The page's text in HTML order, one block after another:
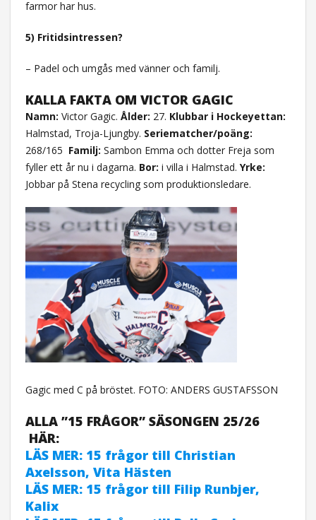
farmor har hus.
5) Fritidsintressen?
– Padel och umgås med vänner och familj.
KALLA FAKTA OM VICTOR GAGIC
Namn: Victor Gagic. Ålder: 27. Klubbar i Hockeyettan:
Halmstad, Troja-Ljungby. Seriematcher/poäng:
268/165 Familj: Sambon Emma och dotter Freja som
fyller ett år nu i dagarna. Bor: i villa i Halmstad. Yrke:
Jobbar på Stena recycling som produktionsledare.
Gagic med C på bröstet. FOTO: ANDERS GUSTAFSSON
ALLA ”15 FRÅGOR” SÄSONGEN 25/26
HÄR:
LÄS MER: 15 frågor till Christian
Axelsson, Vita Hästen
LÄS MER: 15 frågor till Filip Runbjer,
Kalix